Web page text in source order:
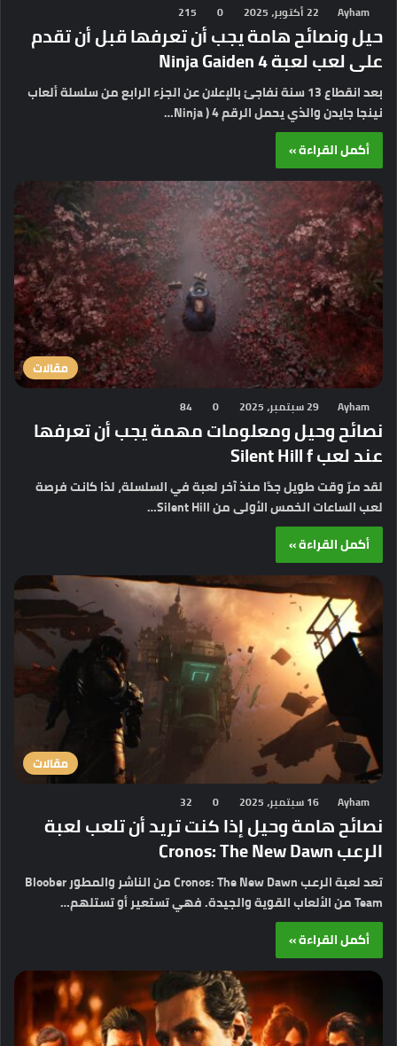
Ayham 22 أكتوبر، 2025 0
215
حيل ونصائح هامة يجب أن تعرفها قبل أن تقدم
على لعب لعبة Ninja Gaiden 4
بعد انقطاع 13 سنة نفاجئ بالإعلان عن الجزء الرابع من سلسلة ألعاب
نينجا جايدن والذي يحمل الرقم 4 ( Ninja…
أكمل القراءة »
مقالات
Ayham 29 سبتمبر، 2025 0
84
نصائح وحيل ومعلومات مهمة يجب أن تعرفها
عند لعب Silent Hill f
لقد مرّ وقت طويل جدًا منذ آخر لعبة في السلسلة، لذا كانت فرصة
لعب الساعات الخمس الأولى من Silent Hill…
أكمل القراءة »
مقالات
Ayham 16 سبتمبر، 2025 0
32
نصائح هامة وحيل إذا كنت تريد أن تلعب لعبة
الرعب Cronos: The New Dawn
تعد لعبة الرعب Cronos: The New Dawn من الناشر والمطور Bloober
Team من الألعاب القوية والجيدة. فهي تستعير أو تستلهم…
أكمل القراءة »